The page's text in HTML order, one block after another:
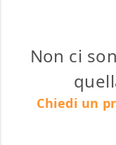
Non ci
Chiedi un